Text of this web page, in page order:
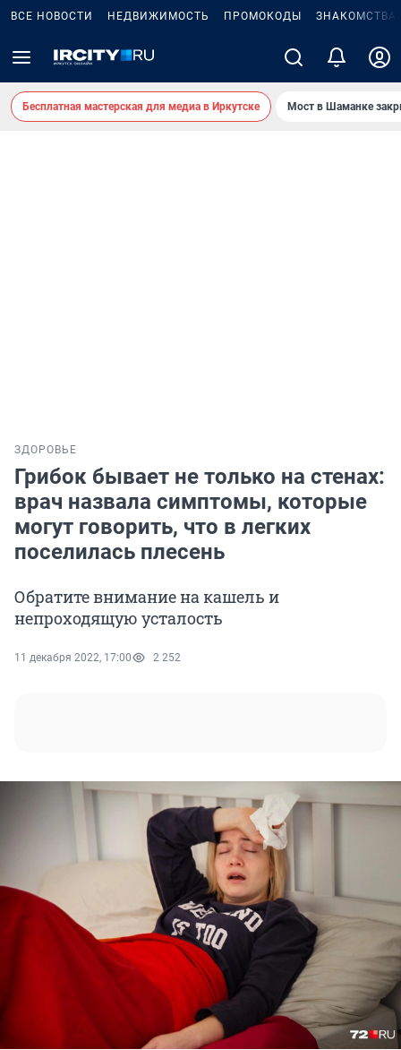
ВСЕ НОВОСТИ НЕДВИЖИМОСТЬ ПРОМОКОДЫ ЗНАКОМСТВА
Бесплатная мастерская для медиа в Иркутске Мост в Шаманке
ЗДОРОВЬЕ
Грибок бывает не только на стенах:
врач назвала симптомы, которые
могут говорить, что в легких
поселилась плесень
Обратите внимание на кашель и
непроходящую усталость
11 декабря 2022, 17:00 2 252